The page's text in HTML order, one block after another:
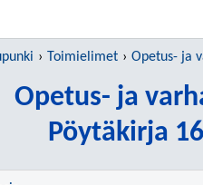
Toimielimet Opetus- ja
Opetus- ja
Pöytäkirja